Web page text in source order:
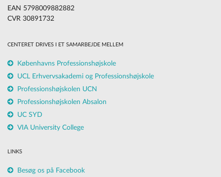
EAN 5798009882882
CVR 30891732
CENTERET DRIVES I ET SAMARBEJDE MELLEM
Københavns Professionshøjskole
UCL Erhvervsakademi og Professionshøjskole
Professionshøjskolen UCN
Professionshøjskolen Absalon
UC SYD
VIA University College
LINKS
Besøg os på Facebook